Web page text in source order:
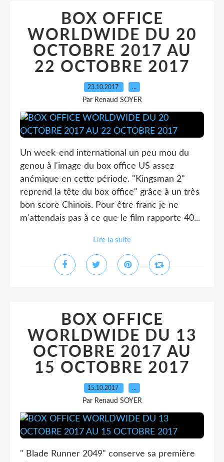
BOX OFFICE
WORLDWIDE DU 20
OCTOBRE 2017 AU
22 OCTOBRE 2017
23.10.2017 …
Par Renaud SOYER
Un week-end international un peu mou du
genou à l'image du box office US assez
anémique en cette période. "Kingsman 2"
reprend la tête du box office" grâce à un très
bon score Chinois. Pour être franc je ne
m'attendais pas à ce que le film rapporte 40...
Lire la suite
BOX OFFICE
WORLDWIDE DU 13
OCTOBRE 2017 AU
15 OCTOBRE 2017
15.10.2017 …
Par Renaud SOYER
" Blade Runner 2049" conserve sa première